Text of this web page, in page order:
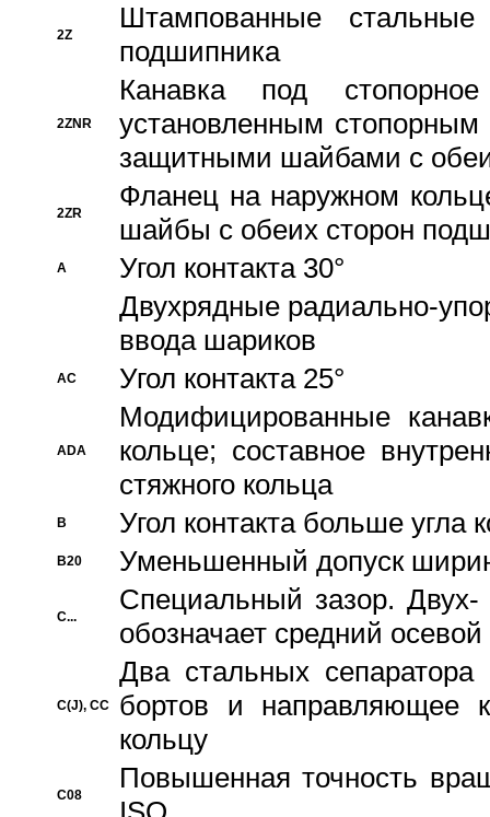
2Z
Штампованные
подшипника
2ZNR
Канавка под
установленным
защитными шайбами с
2ZR
Фланец на наружном
шайбы с обеих сторон
A
Угол контакта 30°
Двухрядные радиально-
ввода шариков
AC Угол контакта 25°
ADA
Модифицированные
кольце; составное
стяжного кольца
B Угол контакта больше угла
B20 Уменьшенный допуск
C...
Специальный зазор.
обозначает средний
C(J), CC
Два стальных сепаратора
бортов и направляющее
кольцу
C08
Повышенная точность